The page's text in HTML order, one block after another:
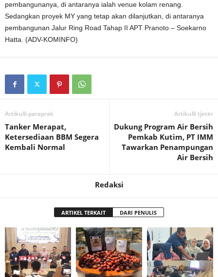
pembangunanya, di antaranya ialah venue kolam renang.
Sedangkan proyek MY yang tetap akan dilanjutkan, di antaranya
pembangunan Jalur Ring Road Tahap II APT Pranoto – Soekarno
Hatta. (ADV-KOMINFO)
Artikulli paraprak
Tanker Merapat,
Ketersediaan BBM Segera
Kembali Normal
Artikulli tjetër
Dukung Program Air Bersih
Pemkab Kutim, PT IMM
Tawarkan Penampungan
Air Bersih
Redaksi
ARTIKEL TERKAIT DARI PENULIS